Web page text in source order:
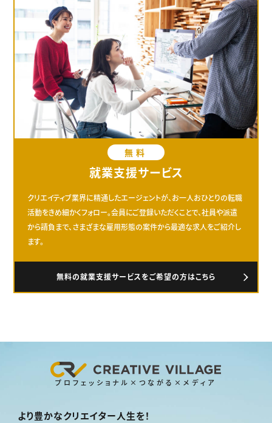
無料
就業支援サービス
クリエイティブ業界に精通したエージェントが、お一人おひとりの転職
活動をきめ細かくフォロー。会員にご登録いただくことで、社員や派遣
から請負まで、さまざまな雇用形態の案件から最適な求人をご紹介し
ます。
無料の就業支援サービスをご希望の方はこちら
プロフェッショナル×つながる×メディア
より豊かなクリエイター人生を！